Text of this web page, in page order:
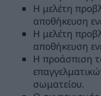
Η μελέτη
αποθήκευση
Η μελέτη
αποθήκευση
Η προάσπιση
σωματείου.